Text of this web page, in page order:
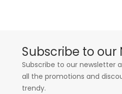
Subscribe to our
Subscribe to our newsletter
all the promotions and
trendy.